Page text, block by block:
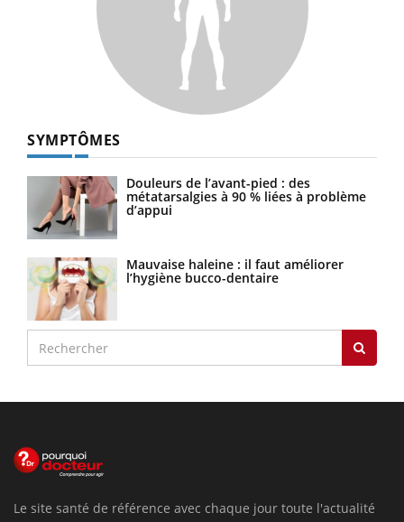
SYMPTÔMES
Douleurs de l’avant-pied : des
métatarsalgies à 90 % liées à problème
d’appui
Mauvaise haleine : il faut améliorer
l’hygiène bucco-dentaire
Le site santé de référence avec chaque jour toute l'actualité